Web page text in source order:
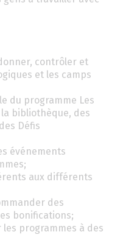
contrôler et
et les camps
du programme Les
bibliothèque, des
Défis
événements
aux différents
des
bonifications;
programmes à des